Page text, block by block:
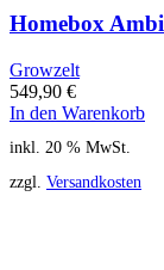
Homebox
Growzelt
549,90 €
In den Warenkorb
inkl. 20 % MwSt.
zzgl. Versandkosten